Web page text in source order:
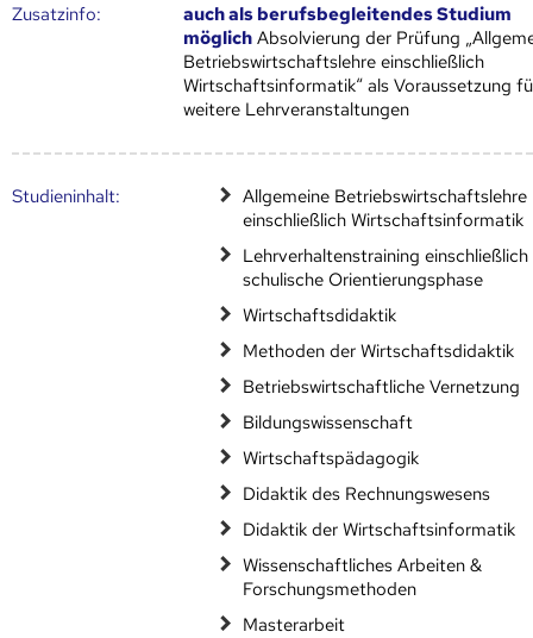
Zusatz­info:
auch als berufsbegleitendes Studium
möglich Absolvierung der Prüfung
Betriebswirtschaftslehre einschließlich
Wirtschaftsinformatik“ als Voraussetzung
weitere Lehrveranstaltungen
Studien­inhalt:
Allgemeine Betriebswirtschaftslehre
einschließlich Wirtschaftsinformatik
Lehrverhaltenstraining einschließlich
schulische Orientierungsphase
Wirtschaftsdidaktik
Methoden der Wirtschaftsdidaktik
Betriebswirtschaftliche Vernetzung
Bildungswissenschaft
Wirtschaftspädagogik
Didaktik des Rechnungswesens
Didaktik der Wirtschaftsinformatik
Wissenschaftliches Arbeiten &
Forschungsmethoden
Masterarbeit